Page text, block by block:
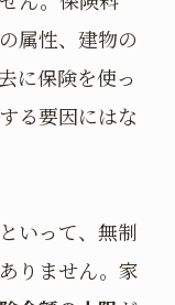
属性、建物の
に保険を使っ
る要因にはな
いって、無制
りません。家